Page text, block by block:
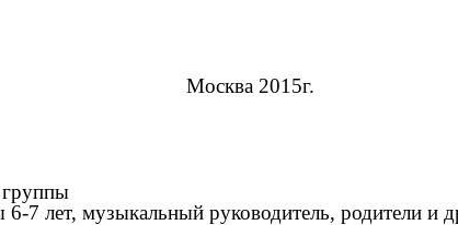
Москва 2015г.
группы
лет, музыкальный руководитель, родители и